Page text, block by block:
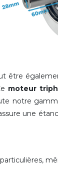
être
moteur
notre
une